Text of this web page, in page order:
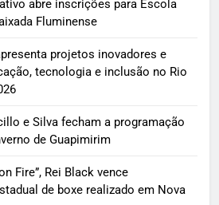
abre inscrições para Escola
Fluminense
projetos inovadores e
tecnologia e inclusão no Rio
e Silva fecham a programação
de Guapimirim
Fire”, Rei Black vence
de boxe realizado em Nova